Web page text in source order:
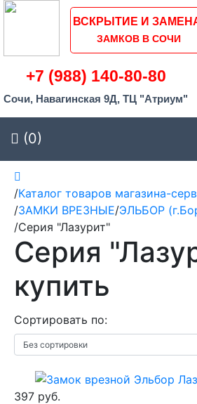
ВСКРЫТИЕ И
ЗАМКОВ В СОЧИ
+7 (988) 140-80-80
Сочи, Навагинская 9Д, ТЦ "Атриум"
(0)
/Каталог товаров магазина-
/ЗАМКИ ВРЕЗНЫЕ/ЭЛЬБОР
/Серия "Лазурит"
Серия
купить
Сортировать по:
397 руб.